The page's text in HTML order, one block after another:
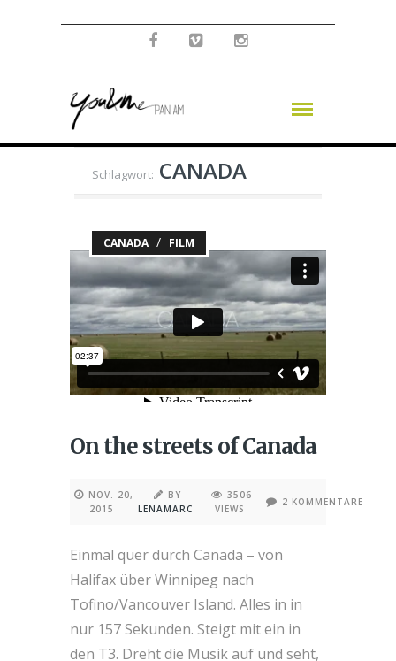
Schlagwort: CANADA
CANADA / FILM
On the streets of Canada
NOV. 20,
2015
BY
LENAMARC
3506
VIEWS
2 KOMMENTARE
Einmal quer durch Canada – von
Halifax über Winnipeg nach
Tofino/Vancouver Island. Alles in in
nur 157 Sekunden. Steigt mit ein in
den T3. Dreht die Musik auf und seht,